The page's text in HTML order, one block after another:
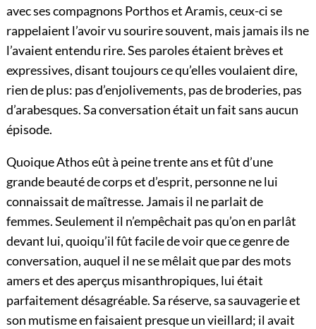
avec ses compagnons Porthos et Aramis, ceux-ci se
rappelaient l’avoir vu sourire souvent, mais jamais ils ne
l’avaient entendu rire. Ses paroles étaient brèves et
expressives, disant toujours ce qu’elles voulaient dire,
rien de plus: pas d’enjolivements, pas de broderies, pas
d’arabesques. Sa conversation était un fait sans aucun
épisode.
Quoique Athos eût à peine trente ans et fût d’une
grande beauté de corps et d’esprit, personne ne lui
connaissait de maîtresse. Jamais il ne parlait de
femmes. Seulement il n’empêchait pas qu’on en parlât
devant lui, quoiqu’il fût facile de voir que ce genre de
conversation, auquel il ne se mêlait que par des mots
amers et des aperçus misanthropiques, lui était
parfaitement désagréable. Sa réserve, sa sauvagerie et
son mutisme en faisaient presque un vieillard; il avait